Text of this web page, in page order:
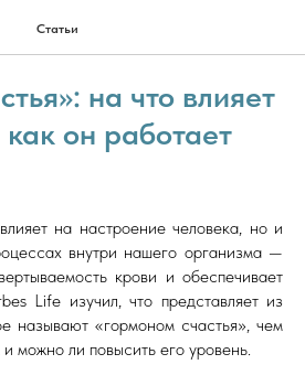
Статьи
на что влияет
он работает
на настроение человека, но и
внутри нашего организма —
крови и обеспечивает
Life изучил, что представляет из
называют «гормоном счастья», чем
можно ли повысить его уровень.